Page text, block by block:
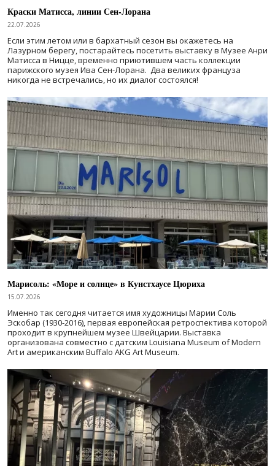
Краски Матисса, линии Сен-Лорана
22.07.2026
Если этим летом или в бархатный сезон вы окажетесь на
Лазурном берегу, постарайтесь посетить выставку в Музее Анри
Матисса в Ницце, временно приютившем часть коллекции
парижского музея Ива Сен-Лорана. Два великих француза
никогда не встречались, но их диалог состоялся!
Марисоль: «Море и солнце» в Кунстхаусе Цюриха
15.07.2026
Именно так сегодня читается имя художницы Марии Соль
Эскобар (1930-2016), первая европейская ретроспектива которой
проходит в крупнейшем музее Швейцарии. Выставка
организована совместно с датским Louisiana Museum of Modern
Art и американским Buffalo AKG Art Museum.